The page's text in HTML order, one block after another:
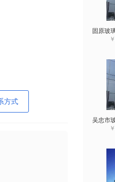
方式
￥
￥